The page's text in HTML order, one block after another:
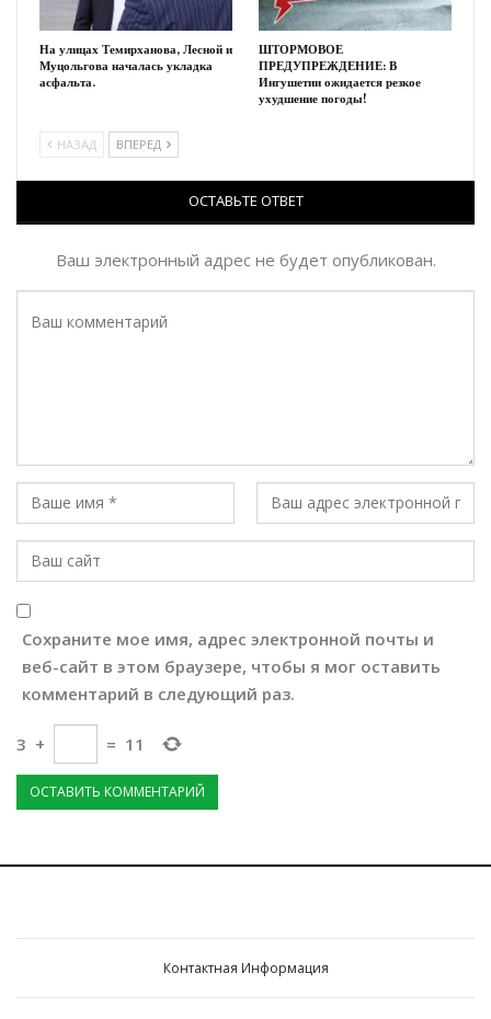
На улицах Темирханова, Лесной и
Муцольгова началась укладка
асфальта.
ШТОРМОВОЕ
ПРЕДУПРЕЖДЕНИЕ: В
Ингушетии ожидается резкое
ухудшение погоды!
НАЗАД ВПЕРЕД
ОСТАВЬТЕ ОТВЕТ
Ваш электронный адрес не будет опубликован.
Сохраните мое имя, адрес электронной почты и
веб-сайт в этом браузере, чтобы я мог оставить
комментарий в следующий раз.
3 + = 11
Контактная Информация